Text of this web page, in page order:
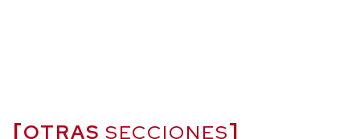
OTRAS SECCIONES